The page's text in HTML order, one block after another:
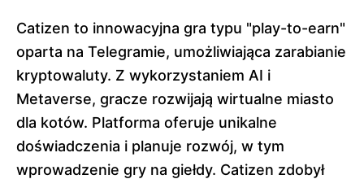
Catizen to innowacyjna gra typu "play-to-earn"
oparta na Telegramie, umożliwiająca zarabianie
kryptowaluty. Z wykorzystaniem AI i
Metaverse, gracze rozwijają wirtualne miasto
dla kotów. Platforma oferuje unikalne
doświadczenia i planuje rozwój, w tym
wprowadzenie gry na giełdy. Catizen zdobył